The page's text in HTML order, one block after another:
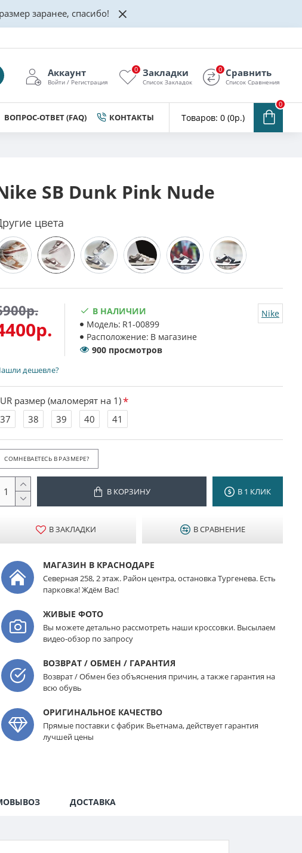
заранее, спасибо!
Аккаунт
Войти / Регистрация
Закладки
Список Закладок
0 Сравнить
Список Сравнения
0
ВОПРОС-ОТВЕТ (FAQ) КОНТАКТЫ Товаров: 0 (0р.)
0
SB Dunk Pink Nude
В НАЛИЧИИ
Модель: R1-00899
Расположение: В магазине
Nike
900 просмотров
цвета
размер (маломерят на 1)
37
38 39 40 41
В КОРЗИНУ В 1 КЛИК
В ЗАКЛАДКИ В СРАВНЕНИЕ
дешевле?
СОМНЕВАЕТЕСЬ В РАЗМЕРЕ?
МАГАЗИН В КРАСНОДАРЕ
Северная 258, 2 этаж. Район центра, остановка Тургенева. Есть
парковка! Ждём Вас!
ЖИВЫЕ ФОТО
Вы можете детально рассмотреть наши кроссовки. Высылаем
видео-обзор по запросу
ВОЗВРАТ / ОБМЕН / ГАРАНТИЯ
Возврат / Обмен без объяснения причин, а также гарантия на
всю обувь
ОРИГИНАЛЬНОЕ КАЧЕСТВО
Прямые поставки с фабрик Вьетнама, действует гарантия
лучшей цены
ДОСТАВКА